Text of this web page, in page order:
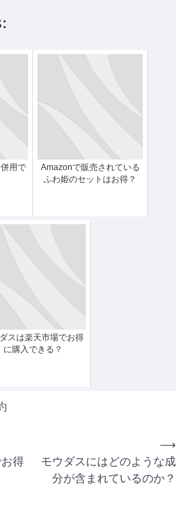
用で
Amazonで販売されている
ふわ姫のセットはお得？
スは楽天市場でお得
に購入できる？
得
モウダスにはどのような成
分が含まれているのか？
⟶